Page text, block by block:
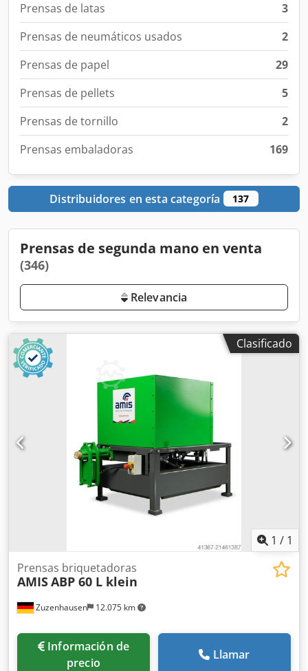
Prensas de latas
3
Prensas de neumáticos usados
2
Prensas de papel
29
Prensas de pellets
5
Prensas de tornillo
2
Prensas embaladoras
169
Distribuidores en esta categoría 137
Prensas de segunda mano en venta
(346)
Relevancia
Clasificado
1 / 1
Zuzenhausen 12.075 km
Prensas briquetadoras
AMISABP 60 L klein
Información de
precio
Llamar